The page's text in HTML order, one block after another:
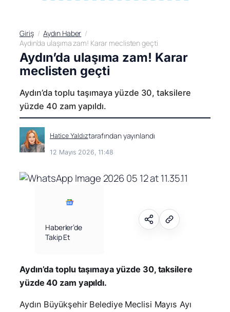
Giriş
Aydın Haber
Aydın’da ulaşıma zam! Karar meclisten geçti
Aydın’da ulaşıma zam! Karar
meclisten geçti
Aydın’da toplu taşımaya yüzde 30, taksilere
yüzde 40 zam yapıldı.
Hatice Yaldıztarafından yayınlandı
12 Mayıs 2026, 11:48
Haberler’de
Takip Et
Aydın’da toplu taşımaya yüzde 30, taksilere
yüzde 40 zam yapıldı.
Aydın Büyükşehir Belediye Meclisi Mayıs Ayı